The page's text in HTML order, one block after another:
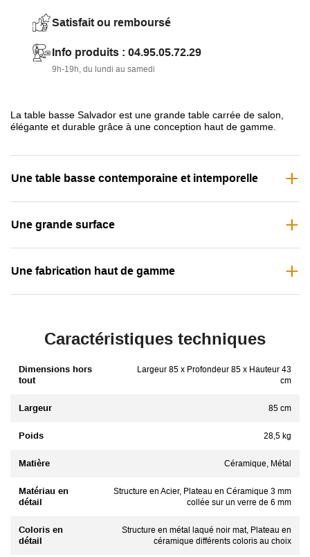
en céramique 3 mm collée sur un vitrage de 6 mm. La
variations de température.
Satisfait ou remboursé
Info produits : 04.95.05.72.29
9h-19h, du lundi au samedi
La table basse Salvador est une grande table carrée de salon,
élégante et durable grâce à une conception haut de gamme.
Une table basse contemporaine et intemporelle
Une grande surface
Une fabrication haut de gamme
Caractéristiques techniques
Dimensions hors
tout
Largeur 85 x Profondeur 85 x Hauteur 43
cm
Largeur 85 cm
Poids 28,5 kg
Matière Céramique, Métal
Matériau en
détail
Structure en Acier, Plateau en Céramique 3 mm
collée sur un verre de 6 mm
Coloris en
détail
Structure en métal laqué noir mat, Plateau en
céramique différents coloris au choix